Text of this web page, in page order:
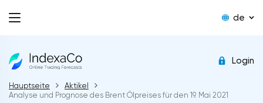
de
Login
Hauptseite
Aktikel
Analyse und Prognose des Brent Ölpreises für den 19. Mai 2021